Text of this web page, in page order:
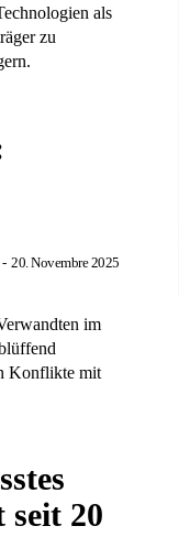
als
zu
- 20. Novembre 2025
im
Konflikte mit
seit 20